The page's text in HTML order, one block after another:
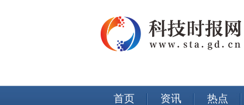
首页 资讯 热点